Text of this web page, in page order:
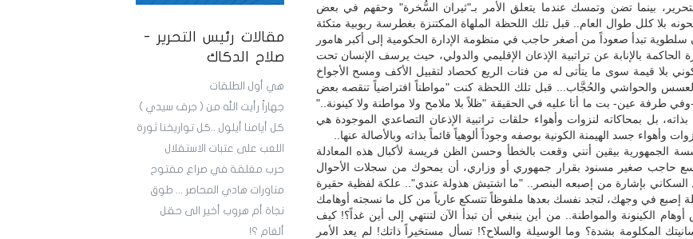
مقالات رئيس التحرير -
صلاح الدكاك
هي أول الطلقات
جهاراً رأيت الله من ( جرف سيدي )
كل أيامنا أيلول ..كل تواريخنا ثورة
اللعب على عتبات الاستقلال
حرب مغلقة في صراع مفتوح
مناورات هادي المحاصر ... طوق
نجاة أم هروب أخير الى حقل
ألغام ؟!
بينما تضن وتمسك عندما يتعلق الأمر بـ"ثيران السُّخرة" وحقهم في بعض
بلا كلل طوال العام.. قبل تلك اللحظة الملهاة المكتنزة بغطرسة ربوبية متكئة
سلطوية تبدأ صعوداً من أصغر حاجب في منظومة الإدارة الحكومية إلى أكبر هامور
بالإنابة عن تراتبية الإذعان الإقليمي والدولي، حيث يرسف الإنسان تحت
بلا قيمة سوى ما يتأتى له من فتات الريع كحصاد لتقبيل الأكف ومسح الأجواخ
والحواشي والحُجَّاب... قبل تلك اللحظة كنت "مواطناً افتراضياً تنقصه بعض
وفي طرفة عين- بت ما أنا عليه في الحقيقة "ظلاً بلا ملامح ولا مواطنة ولا كينونة.."
بل بمحاكاته لنزوات وأهواء حلقات تراتبية الإذعان التصاعدي الموجودة هي
وأهواء جسد الهيمنة الكونية بوصفه وجوداً ألوهياً قائماً بذاته وبالأصالة عنها..
الجمهورية بيقين أنني وقعت بالخطأ وحسن الظن فريسة لأكبال هذه المعادلة
حاجب صغير مسنود بقرار جمهوري أو وزاري، أن يمحوك من سجلات الأحوال
السكاني بإشارة من إصبعه البنصر.. "ما اشتيش هذولة عندي".. علكة لفظية حقيرة
إصبع في وجهك، لتجد نفسك بعدها ملفوظاً تتسكع عارياً من كل ما نسجته أوهامك
الكينونة والمواطنة.. من أين ينبغي أن تبدأ الآن لتنتهي إلى أين غداً؟! كيف
المكلومة بشدة؟ وما الوسيلة والسلاح؟! تسأل مستخيراً ذاتك! لم يعد الأمر